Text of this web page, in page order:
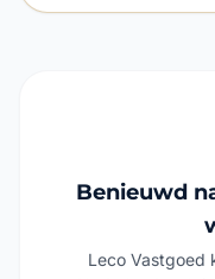
Benieuwd
Leco Vastgoed